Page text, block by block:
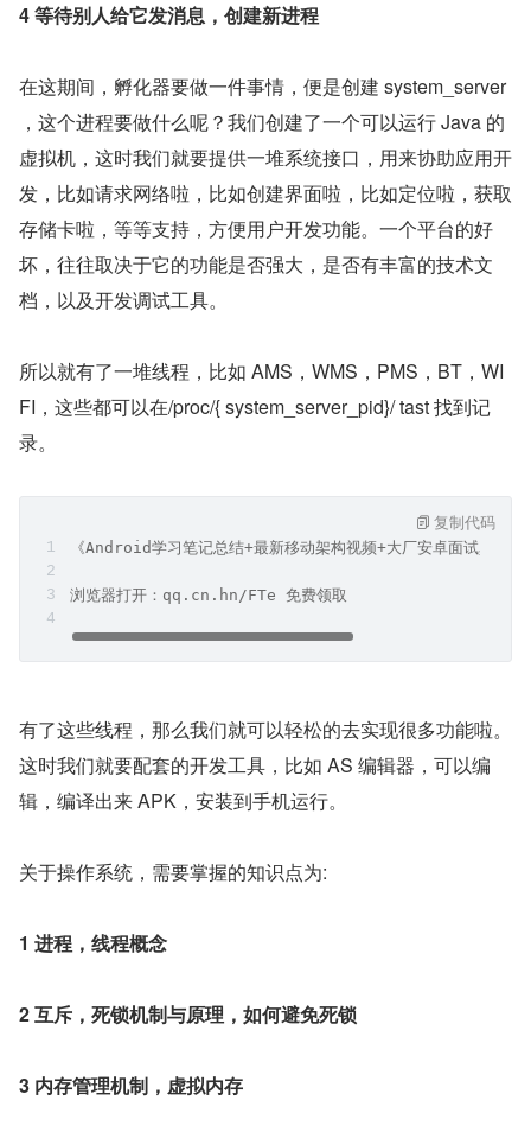
4 等待别人给它发消息，创建新进程
在这期间，孵化器要做一件事情，便是创建 system_server
，这个进程要做什么呢？我们创建了一个可以运行 Java 的
虚拟机，这时我们就要提供一堆系统接口，用来协助应用开
发，比如请求网络啦，比如创建界面啦，比如定位啦，获取
存储卡啦，等等支持，方便用户开发功能。一个平台的好
坏，往往取决于它的功能是否强大，是否有丰富的技术文
档，以及开发调试工具。
所以就有了一堆线程，比如 AMS，WMS，PMS，BT，WI
FI，这些都可以在/proc/{ system_server_pid}/ tast 找到记
录。
《Android学习笔记总结+最新移动架构视频+大厂安卓面试真题+
浏览器打开：qq.cn.hn/FTe 免费领取
复制代码
有了这些线程，那么我们就可以轻松的去实现很多功能啦。
这时我们就要配套的开发工具，比如 AS 编辑器，可以编
辑，编译出来 APK，安装到手机运行。
关于操作系统，需要掌握的知识点为:
1 进程，线程概念
2 互斥，死锁机制与原理，如何避免死锁
3 内存管理机制，虚拟内存